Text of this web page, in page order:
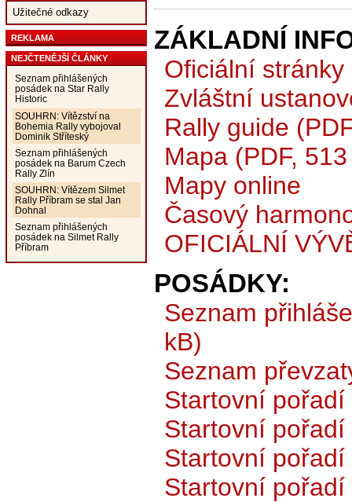
Užitečné odkazy
REKLAMA
NEJČTENĚJŠÍ ČLÁNKY
Seznam přihlášených
posádek na Star Rally
Historic
SOUHRN: Vítězství na
Bohemia Rally vybojoval
Dominik Stříteský
Seznam přihlášených
posádek na Barum Czech
Rally Zlín
SOUHRN: Vítězem Silmet
Rally Příbram se stal Jan
Dohnal
Seznam přihlášených
posádek na Silmet Rally
Příbram
ZÁKLADNÍ
Oficiální stránky
Zvláštní
Rally guide
Mapa (PDF,
Mapy online
Časový
OFICIÁLNÍ
POSÁDKY:
Seznam
kB)
Seznam
Startovní
Startovní pořadí
Startovní pořadí
Startovní pořadí